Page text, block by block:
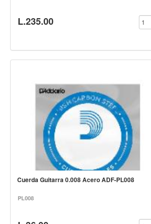
Fajas y soportes
Boquillas y abrazaderas
Percusión
Panderos
Percusión Latina
Tambores
Redoblantes
Bombos
L.235.00
Cuerda Guitarra 0.008 Acero
PL008